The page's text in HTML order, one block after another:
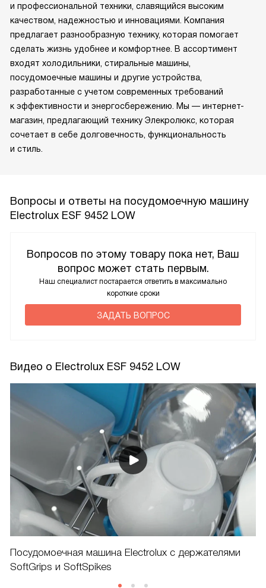
и профессиональной техники, славящийся высоким
качеством, надежностью и инновациями. Компания
предлагает разнообразную технику, которая помогает
сделать жизнь удобнее и комфортнее. В ассортимент
входят холодильники, стиральные машины,
посудомоечные машины и другие устройства,
разработанные с учетом современных требований
к эффективности и энергосбережению. Мы — интернет-
магазин, предлагающий технику Элекролюкс, которая
сочетает в себе долговечность, функциональность
и стиль.
Вопросы и ответы на посудомоечную машину
Electrolux ESF 9452 LOW
Вопросов по этому товару пока нет, Ваш
вопрос может стать первым.
Наш специалист постарается ответить в максимально
короткие сроки
ЗАДАТЬ ВОПРОС
Видео о Electrolux ESF 9452 LOW
Посудомоечная машина Electrolux с держателями
SoftGrips и SoftSpikes